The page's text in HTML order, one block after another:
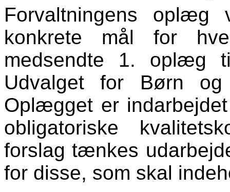
Forvaltningens
konkrete mål for
medsendte 1. oplæg
Udvalget for Børn og
Oplægget er
obligatoriske
forslag tænkes
for disse, som skal